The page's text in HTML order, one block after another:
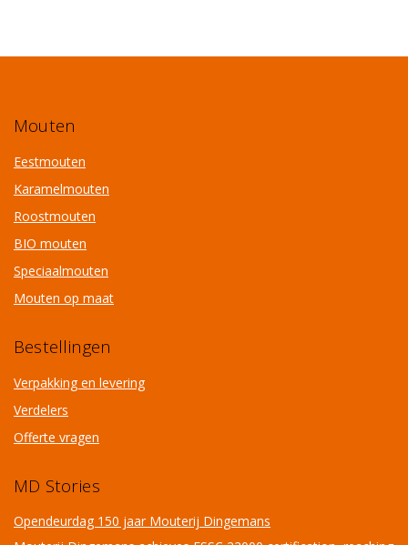
Mouten
Eestmouten
Karamelmouten
Roostmouten
BIO mouten
Speciaalmouten
Mouten op maat
Bestellingen
Verpakking en levering
Verdelers
Offerte vragen
MD Stories
Opendeurdag 150 jaar Mouterij Dingemans